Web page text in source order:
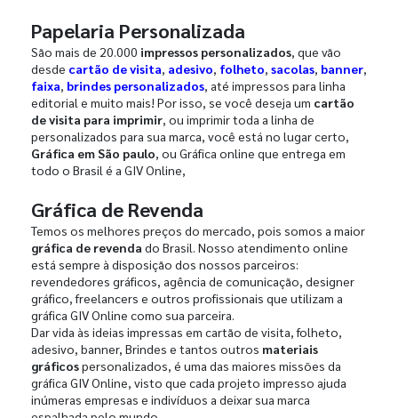
Papelaria Personalizada
São mais de 20.000 impressos personalizados, que vão
desde cartão de visita, adesivo, folheto, sacolas, banner,
faixa, brindes personalizados, até impressos para linha
editorial e muito mais! Por isso, se você deseja um cartão
de visita para imprimir, ou imprimir toda a linha de
personalizados para sua marca, você está no lugar certo,
Gráfica em São paulo, ou Gráfica online que entrega em
todo o Brasil é a GIV Online,
Gráfica de Revenda
Temos os melhores preços do mercado, pois somos a maior
gráfica de revenda do Brasil. Nosso atendimento online
está sempre à disposição dos nossos parceiros:
revendedores gráficos, agência de comunicação, designer
gráfico, freelancers e outros profissionais que utilizam a
gráfica GIV Online como sua parceira.
Dar vida às ideias impressas em cartão de visita, folheto,
adesivo, banner, Brindes e tantos outros materiais
gráficospersonalizados, é uma das maiores missões da
gráfica GIV Online, visto que cada projeto impresso ajuda
inúmeras empresas e indivíduos a deixar sua marca